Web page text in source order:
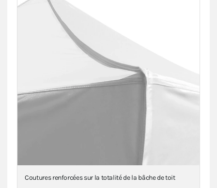
Renforts en toile au niveau des angles, mât(s) et